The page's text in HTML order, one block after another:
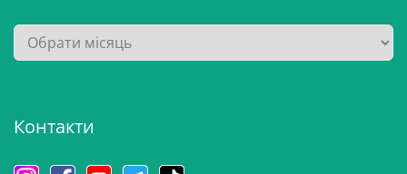
А
р
в
Контакти